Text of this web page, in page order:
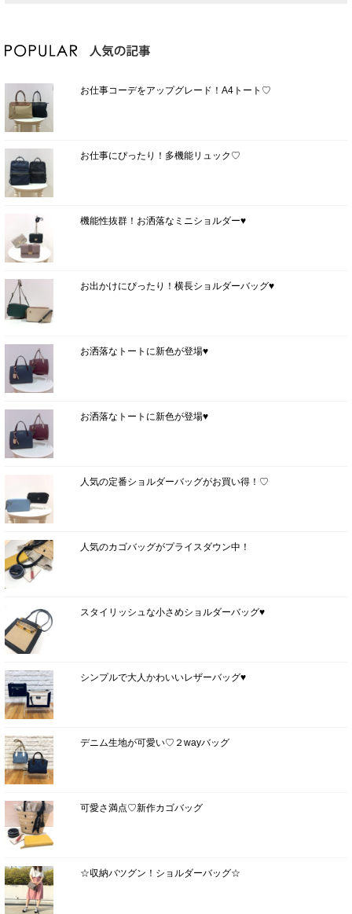
お仕事コーデをアップグレード！A4トート♡
お仕事にぴったり！多機能リュック♡
機能性抜群！お洒落なミニショルダー♥
お出かけにぴったり！横長ショルダーバッグ♥
お洒落なトートに新色が登場♥
お洒落なトートに新色が登場♥
人気の定番ショルダーバッグがお買い得！♡
人気のカゴバッグがプライスダウン中！
スタイリッシュな小さめショルダーバッグ♥
シンプルで大人かわいいレザーバッグ♥
デニム生地が可愛い♡２wayバッグ
可愛さ満点♡新作カゴバッグ
☆収納バツグン！ショルダーバッグ☆